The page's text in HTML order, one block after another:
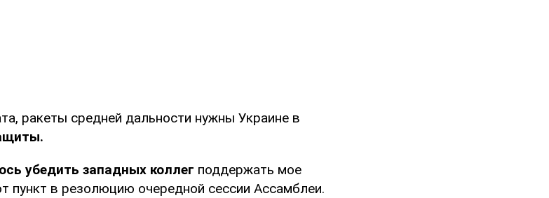
ракеты средней дальности нужны Украине в
убедить западных коллег поддержать мое
пункт в резолюцию очередной сессии Ассамблеи.